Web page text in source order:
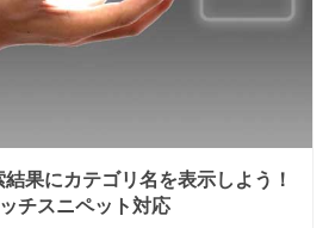
果にカテゴリ名を表示しよう！
チスニペット対応